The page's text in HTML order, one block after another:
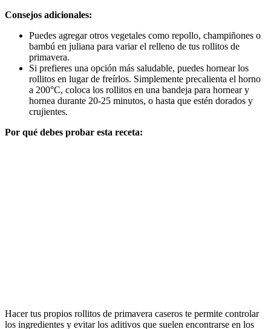
Consejos adicionales:
Puedes agregar otros vegetales como repollo, champiñones o
bambú en juliana para variar el relleno de tus rollitos de
primavera.
Si prefieres una opción más saludable, puedes hornear los
rollitos en lugar de freírlos. Simplemente precalienta el horno
a 200°C, coloca los rollitos en una bandeja para hornear y
hornea durante 20-25 minutos, o hasta que estén dorados y
crujientes.
Por qué debes probar esta receta:
Hacer tus propios rollitos de primavera caseros te permite controlar
los ingredientes y evitar los aditivos que suelen encontrarse en los